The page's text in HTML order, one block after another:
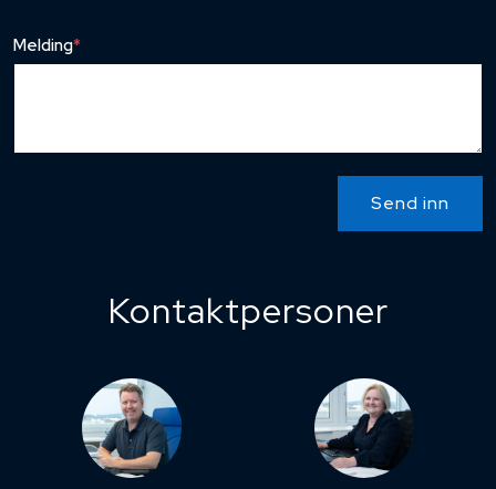
Melding*
Send inn
Kontaktpersoner